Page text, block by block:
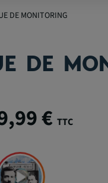
DE MONITORING
DE
€ TTC